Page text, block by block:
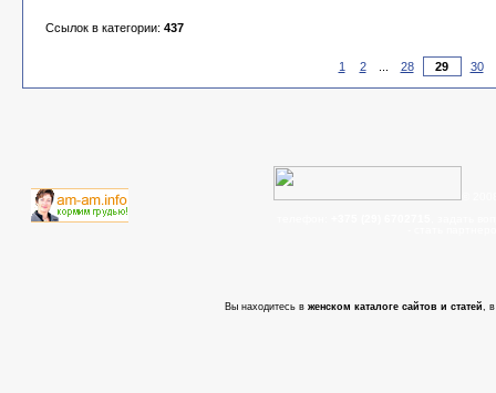
Ссылок в категории: 437
1 2 28 30
Вы находитесь в женском каталоге сайтов и статей, в